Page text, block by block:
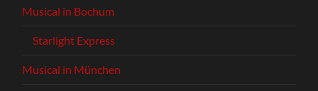
Musical in Bochum
Starlight Express
Musical in München